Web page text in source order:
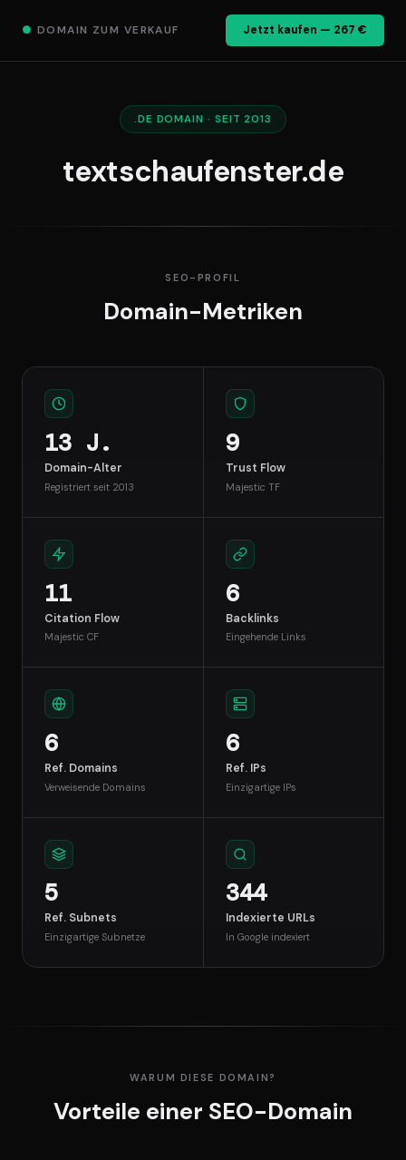
● DOMAIN ZUM VERKAUF Jetzt kaufen — 267 €
.DE DOMAIN · SEIT 2013
textschaufenster.de
SEO-PROFIL
Domain-Metriken
13 J.
Domain-Alter
Registriert seit 2013
9
Trust Flow
Majestic TF
11
Citation Flow
Majestic CF
6
Backlinks
Eingehende Links
6
Ref. Domains
Verweisende Domains
6
Ref. IPs
Einzigartige IPs
5
Ref. Subnets
Einzigartige Subnetze
344
Indexierte URLs
In Google indexiert
WARUM DIESE DOMAIN?
Vorteile einer SEO-Domain